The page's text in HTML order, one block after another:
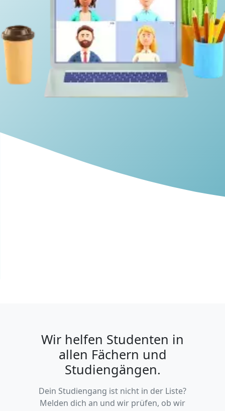
Wir helfen Studenten in
allen Fächern und
Studiengängen.
Dein Studiengang ist nicht in der Liste?
Melden dich an und wir prüfen, ob wir